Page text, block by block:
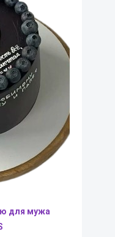
для мужа